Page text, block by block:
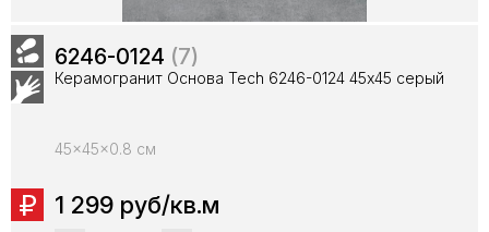
6246-0124 (7)
Керамогранит Основа Tech 6246-0124 45х45 серый
45x45x0.8 см
1 299 руб/кв.м